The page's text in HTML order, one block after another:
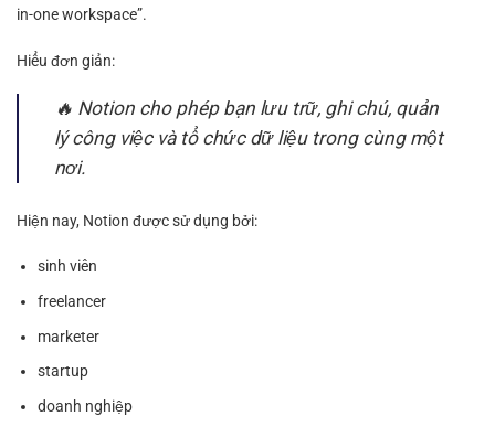
in-one workspace”.
Hiểu đơn giản:
🔥 Notion cho phép bạn lưu trữ, ghi chú, quản
lý công việc và tổ chức dữ liệu trong cùng một
nơi.
Hiện nay, Notion được sử dụng bởi:
sinh viên
freelancer
marketer
startup
doanh nghiệp